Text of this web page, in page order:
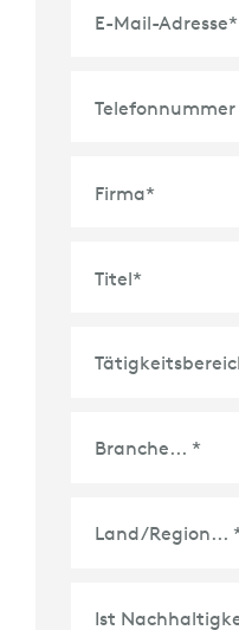
E-Mail-Adresse*
Telefonnummer
Firma*
Titel*